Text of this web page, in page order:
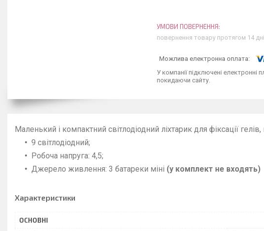
повернення товару протягом 14
У компанії підключені електронні
покидаючи сайту.
Маленький і компактний світлодіодний ліхтарик для фіксації гелів,
9 світлодіодний;
Робоча напруга: 4,5;
Джерело живлення: 3 батареки міні (у комплект не входять)
Характеристики
ОСНОВНІ